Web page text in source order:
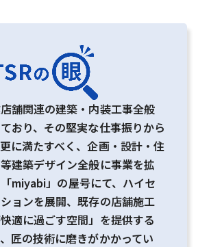
舗関連の建築・内装工事全般
おり、その堅実な仕事振りから
に満たすべく、企画・設計・住
建築デザイン全般に事業を拡
miyabi」の屋号にて、ハイセ
ョンを展開、既存の店舗施工
適に過ごす空間」を提供する
匠の技術に磨きがかかってい